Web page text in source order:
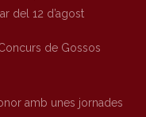
del 12 d’agost
de Gossos
amb unes jornades